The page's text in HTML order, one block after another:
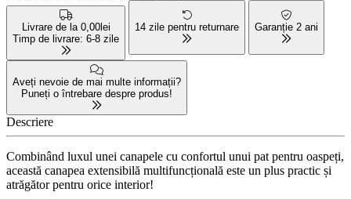
Livrare de la 0,00lei
Timp de livrare: 6-8 zile
14 zile pentru returnare Garanție 2 ani
Aveți nevoie de mai multe informații?
Puneți o întrebare despre produs!
Descriere
Combinând luxul unei canapele cu confortul unui pat pentru oaspeți,
această canapea extensibilă multifuncțională este un plus practic și
atrăgător pentru orice interior!